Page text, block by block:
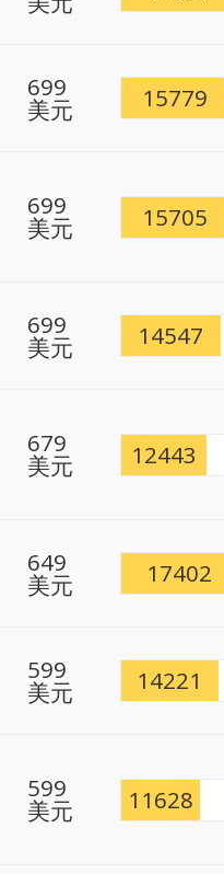
699
美元 15779
699
美元 15705
699
美元 14547
679
美元 12443
649
美元 17402
599
美元 14221
599
美元 11628